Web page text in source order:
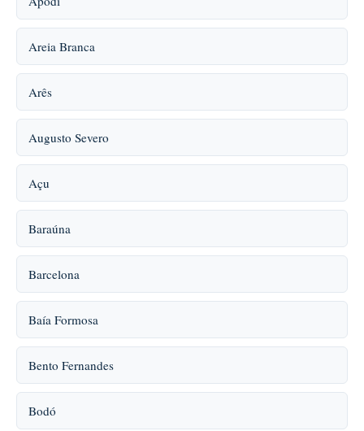
Areia Branca
Arês
Augusto Severo
Açu
Baraúna
Barcelona
Baía Formosa
Bento Fernandes
Bodó